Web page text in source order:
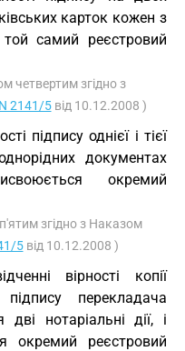
карток кожен з
самий реєстровий
четвертим згідно з
N 2141/5від 10.12.2008 )
підпису однієї і тієї
документах
окремий
згідно з Наказом
5від 10.12.2008 )
вірності копії
перекладача
нотаріальні дії, і
окремий реєстровий